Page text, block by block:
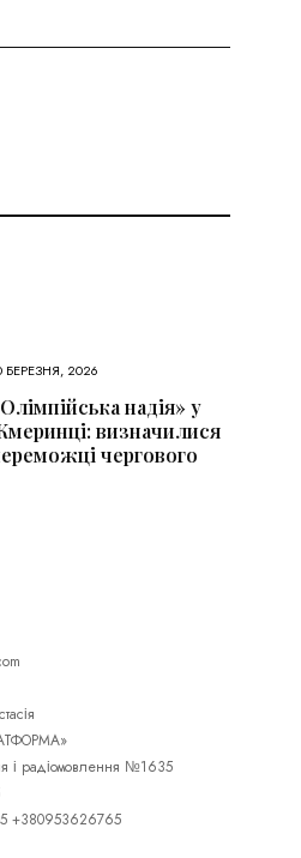
БЕРЕЗНЯ, 2026
надія» у
визначилися
чергового
і радіомовлення №1635
+380953626765